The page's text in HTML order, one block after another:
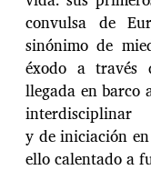
convulsa de
sinónimo de
éxodo a través
llegada en barco
interdisciplinar
y de iniciación
ello calentado a